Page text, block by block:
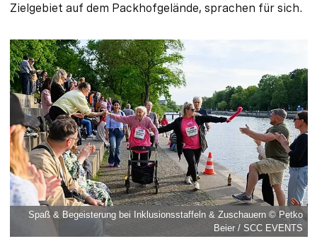
Zielgebiet auf dem Packhofgelände, sprachen für sich.
Spaß & Begeisterung bei Inklusionsstaffeln & Zuschauern © Petko
Beier / SCC EVENTS